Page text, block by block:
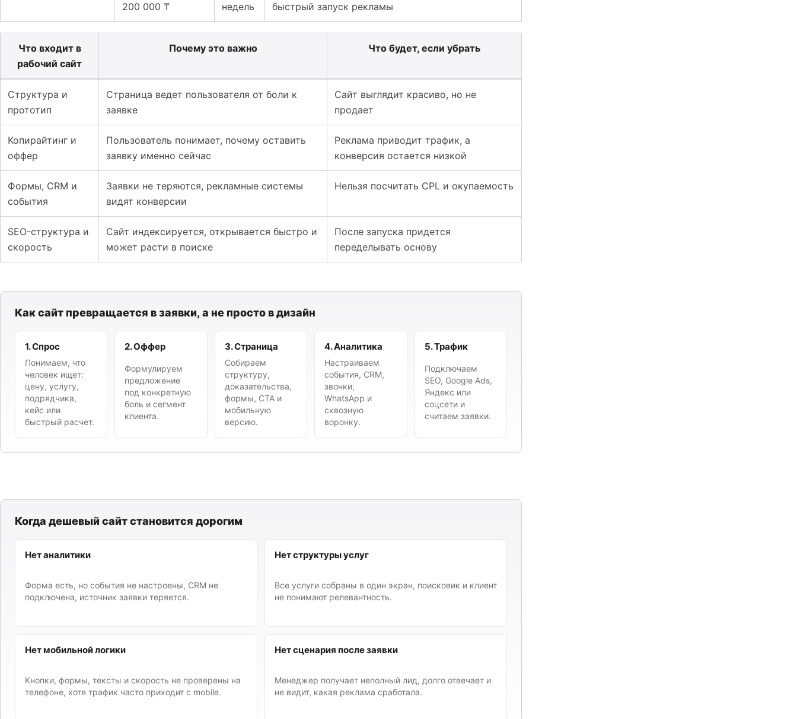
200 000 ₸
недель
быстрый запуск рекламы
Что входит в
рабочий сайт
Почему это важно Что будет, если убрать
Структура и
прототип
Страница ведет пользователя от боли к
заявке
Сайт выглядит красиво, но не
продает
Копирайтинг и
оффер
Пользователь понимает, почему оставить
заявку именно сейчас
Реклама приводит трафик, а
конверсия остается низкой
Формы, CRM и
события
Заявки не теряются, рекламные системы
видят конверсии
Нельзя посчитать CPL и окупаемость
SEO-структура и
скорость
Сайт индексируется, открывается быстро и
может расти в поиске
После запуска придется
переделывать основу
Как сайт превращается в заявки, а не просто в дизайн
1. Спрос
Понимаем, что
человек ищет:
цену, услугу,
подрядчика,
кейс или
быстрый расчет.
2. Оффер
Формулируем
предложение
под конкретную
боль и сегмент
клиента.
3. Страница
Собираем
структуру,
доказательства,
формы, CTA и
мобильную
версию.
4. Аналитика
Настраиваем
события, CRM,
звонки,
WhatsApp и
сквозную
воронку.
5. Трафик
Подключаем
SEO, Google Ads,
Яндекс или
соцсети и
считаем заявки.
Когда дешевый сайт становится дорогим
Нет аналитики
Форма есть, но события не настроены, CRM не
подключена, источник заявки теряется.
Нет структуры услуг
Все услуги собраны в один экран, поисковик и клиент
не понимают релевантность.
Нет мобильной логики
Кнопки, формы, тексты и скорость не проверены на
телефоне, хотя трафик часто приходит с mobile.
Нет сценария после заявки
Менеджер получает неполный лид, долго отвечает и
не видит, какая реклама сработала.